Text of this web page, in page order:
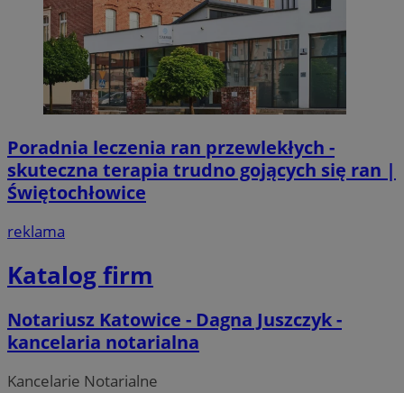
Poradnia leczenia ran przewlekłych -
skuteczna terapia trudno gojących się ran |
Świętochłowice
reklama
Katalog firm
Notariusz Katowice - Dagna Juszczyk -
kancelaria notarialna
Kancelarie Notarialne